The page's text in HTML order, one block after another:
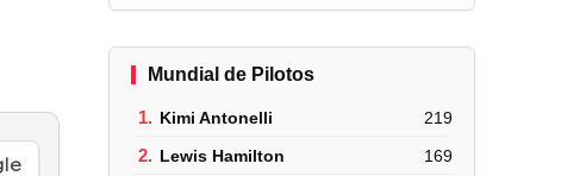
Mundial de Pilotos
1. Kimi Antonelli 219
2. Lewis Hamilton 169